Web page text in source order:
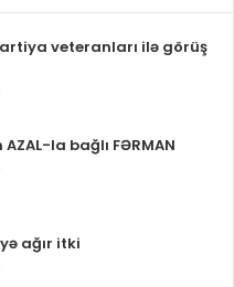
veteranları ilə görüş
la bağlı FƏRMAN
ağır itki